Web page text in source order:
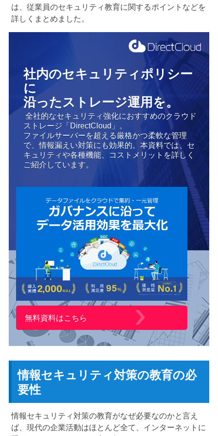
は、従業員のセキュリティ教育に関するポイントなどを
詳しくまとめました。
無料資料はこちら
社内のセキュリティポリシー
に
沿ったストレージ運用を。
全社的なセキュリティ強化におすすめのクラウド
ストレージ「DirectCloud」。
ファイルサーバーを超える厳格かつ柔軟な管理
で、情報漏えい対策にも効果的。本資料では、セ
キュリティや各種機能、コストメリットを詳しく
ご紹介しています。
情報セキュリティ対策の教育の必
要性
情報セキュリティ対策の教育がなぜ必要なのかと言え
ば、現代の企業活動はほとんど全て、インターネットに